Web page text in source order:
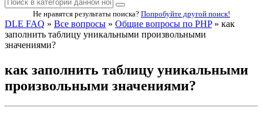
Не нравятся результаты поиска? Попробуйте другой поиск!
DLE FAQ » Все вопросы » Общие вопросы по PHP» как
заполнить таблицу уникальными произвольными
значениями?
как заполнить таблицу уникальными
произвольными значениями?